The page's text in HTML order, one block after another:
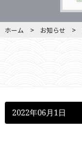
ホーム > お知らせ >
2022年06月1日